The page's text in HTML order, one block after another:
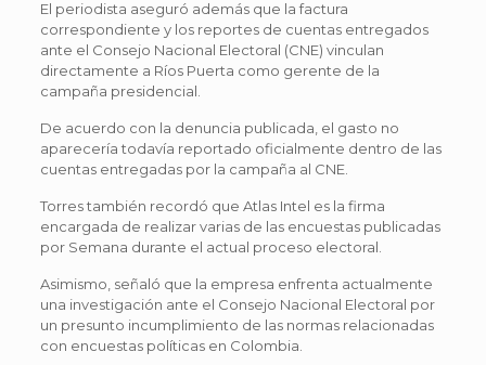
El periodista aseguró además que la factura
correspondiente y los reportes de cuentas entregados
ante el Consejo Nacional Electoral (CNE) vinculan
directamente a Ríos Puerta como gerente de la
campaña presidencial.
De acuerdo con la denuncia publicada, el gasto no
aparecería todavía reportado oficialmente dentro de las
cuentas entregadas por la campaña al CNE.
Torres también recordó que Atlas Intel es la firma
encargada de realizar varias de las encuestas publicadas
por Semana durante el actual proceso electoral.
Asimismo, señaló que la empresa enfrenta actualmente
una investigación ante el Consejo Nacional Electoral por
un presunto incumplimiento de las normas relacionadas
con encuestas políticas en Colombia.